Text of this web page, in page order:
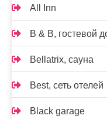
All Inn
B & B, гостевой
Bellatrix, сауна
Best, сеть отелей
Black garage